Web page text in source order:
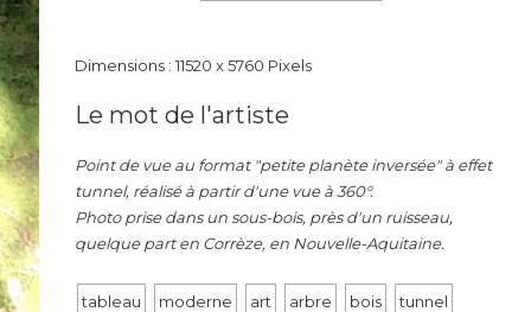
Dimensions : 11520 x 5760 Pixels
Le mot de l'artiste
Point de vue au format "petite planète inversée" à effet
tunnel, réalisé à partir d'une vue à 360°.
Photo prise dans un sous-bois, près d'un ruisseau,
quelque part en Corrèze, en Nouvelle-Aquitaine.
tableau moderne art arbre bois tunnel